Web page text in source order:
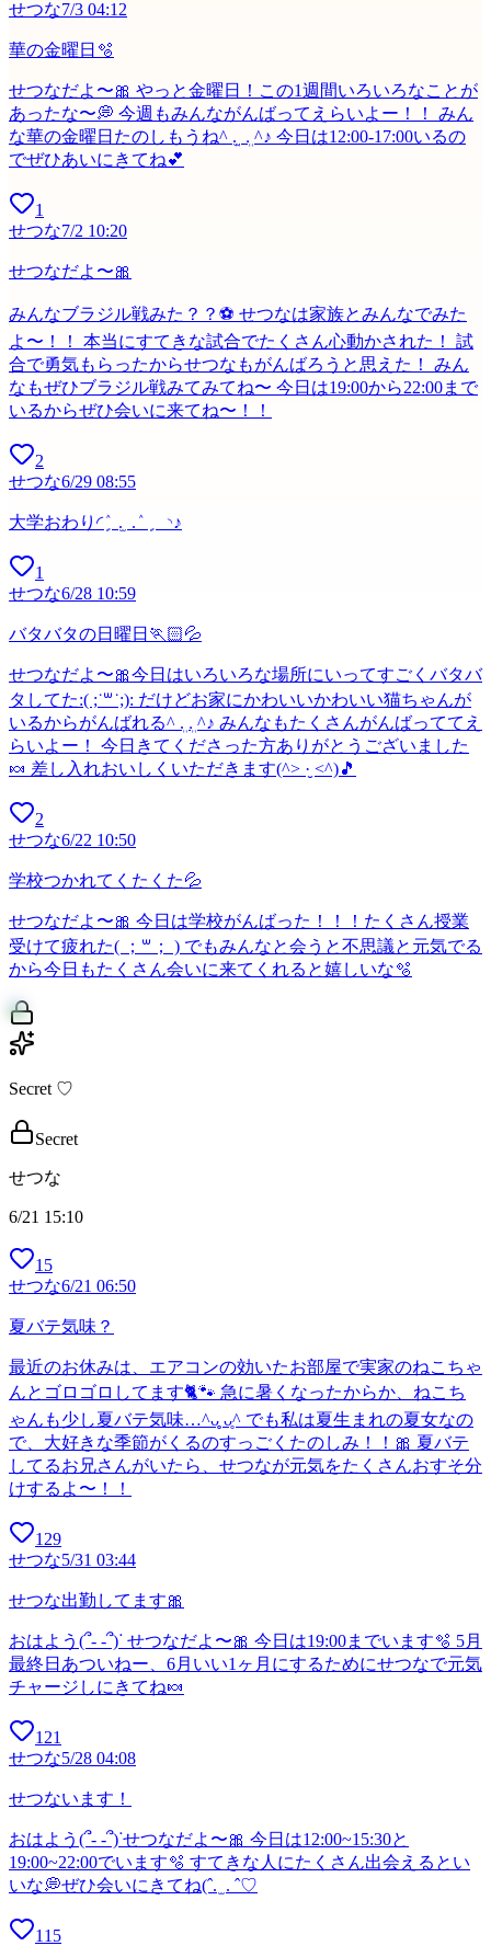
せつな7/3 04:12
華の金曜日🫧
せつなだよ〜🎀 やっと金曜日！この1週間いろいろなことが
あったな〜💭 今週もみんながんばってえらいよー！！ みん
な華の金曜日たのしもうね^‬ ܸ. ̫ .ܸ ‪^♪ 今日は12:00-17:00いるの
でぜひあいにきてね︎💕︎
1
せつな7/2 10:20
せつなだよ〜🎀
みんなブラジル戦みた？？⚽️ せつなは家族とみんなでみた
よ〜！！ 本当にすてきな試合でたくさん心動かされた！ 試
合で勇気もらったからせつなもがんばろうと思えた！ みん
なもぜひブラジル戦みてみてね〜 今日は19:00から22:00まで
いるからぜひ会いに来てね〜！！
2
せつな6/29 08:55
大学おわり◜ ٍٛ . ̫ . ٛ ٍ ◝♪
1
せつな6/28 10:59
バタバタの日曜日🏃🏻💦
せつなだよ〜🎀今日はいろいろな場所にいってすごくバタバ
タしてた:( ;˙꒳˙;): だけどお家にかわいいかわいい猫ちゃんが
いるからがんばれる^ ܸ. .ܸ ^♪ みんなもたくさんがんばっててえ
らいよー！ 今日きてくださった方ありがとうございました
🍬 差し入れおいしくいただきます(^> ·̮ <^)🎵
2
せつな6/22 10:50
学校つかれてくたくた💦
せつなだよ〜🎀 今日は学校がんばった！！！たくさん授業
受けて疲れた( ；꒳​； ) でもみんなと会うと不思議と元気でる
から今日もたくさん会いに来てくれると嬉しいな🫧
Secret ♡
Secret
せつな
6/21 15:10
15
せつな6/21 06:50
夏バテ気味？
最近のお休みは、エアコンの効いたお部屋で実家のねこちゃ
んとゴロゴロしてます🐈🐾 急に暑くなったからか、ねこち
ゃんも少し夏バテ気味…^ᴗ̥̥ ᴗ̥^ でも私は夏生まれの夏女なの
で、大好きな季節がくるのすっごくたのしみ！！🎀 夏バテ
してるお兄さんがいたら、せつなが元気をたくさんおすそ分
けするよ〜！！
129
せつな5/31 03:44
せつな出勤してます🎀
おはよう(՞- -՞)ᐝ せつなだよ〜🎀 今日は19:00までいます🫧 5月
最終日あついねー、6月いい1ヶ月にするためにせつなで元気
チャージしにきてね🍬
121
せつな5/28 04:08
せつないます！
おはよう(՞- -՞)ᐝせつなだよ〜🎀 今日は12:00~15:30と
19:00~22:00でいます🫧 すてきな人にたくさん出会えるとい
いな💭ぜひ会いにきてね‪(ˆ. ̫ . ˆ♡
115